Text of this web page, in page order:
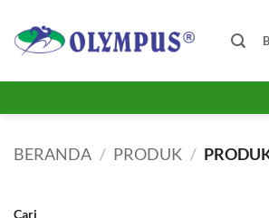
content
BERANDA / PRODUK /
Cari